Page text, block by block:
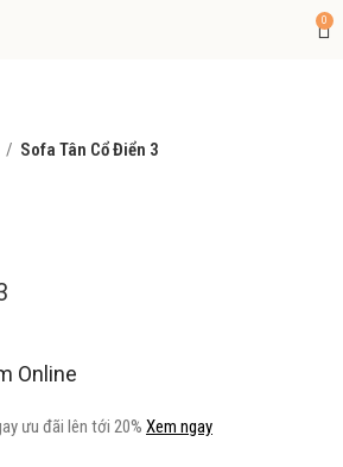
0
Sofa Tân Cổ Điển 3
Online
ưu đãi lên tới 20%Xem ngay